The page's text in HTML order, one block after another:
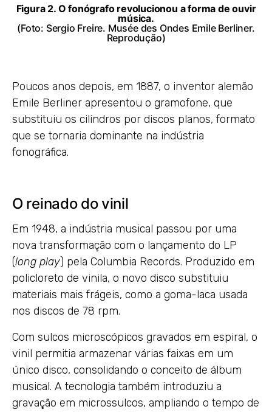
Figura 2. O fonógrafo revolucionou a forma de ouvir
música.
(Foto: Sergio Freire. Musée des Ondes Emile Berliner.
Reprodução)
Poucos anos depois, em 1887, o inventor alemão
Emile Berliner apresentou o gramofone, que
substituiu os cilindros por discos planos, formato
que se tornaria dominante na indústria
fonográfica.
O reinado do vinil
Em 1948, a indústria musical passou por uma
nova transformação com o lançamento do LP
(long play) pela Columbia Records. Produzido em
policloreto de vinila, o novo disco substituiu
materiais mais frágeis, como a goma-laca usada
nos discos de 78 rpm.
Com sulcos microscópicos gravados em espiral, o
vinil permitia armazenar várias faixas em um
único disco, consolidando o conceito de álbum
musical. A tecnologia também introduziu a
gravação em microssulcos, ampliando o tempo de